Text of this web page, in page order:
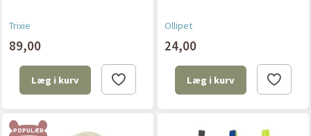
Trixie
89,00
Læg i kurv
Ollipet
24,00
Læg i kurv
POPULÆR